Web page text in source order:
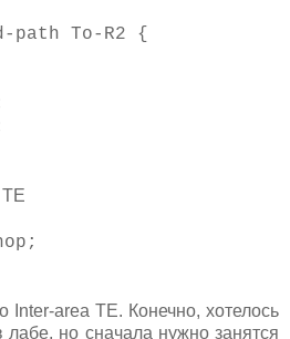
To-R2 {
Inter-area TE. Конечно, хотелось
но сначала нужно занятся